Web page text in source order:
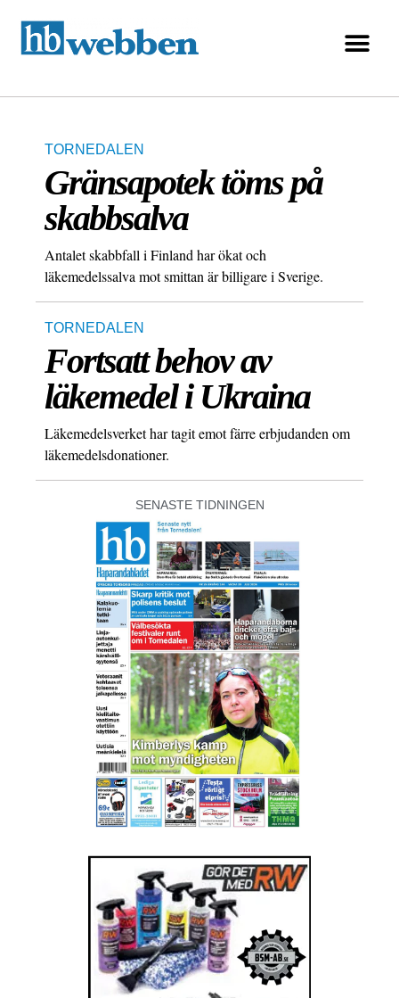
TORNEDALEN
Gränsapotek töms på
skabbsalva
Antalet skabbfall i Finland har ökat och
läkemedelssalva mot smittan är billigare i Sverige.
TORNEDALEN
Fortsatt behov av
läkemedel i Ukraina
Läkemedelsverket har tagit emot färre erbjudanden om
läkemedelsdonationer.
SENASTE TIDNINGEN